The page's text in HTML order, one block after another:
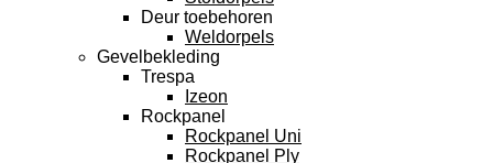
Deur toebehoren
Weldorpels
Gevelbekleding
Trespa
Izeon
Rockpanel
Rockpanel Uni
Rockpanel Ply